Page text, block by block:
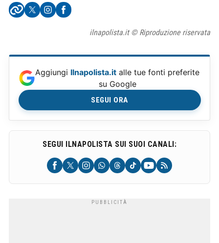
ilnapolista.it © Riproduzione riservata
Aggiungi Ilnapolista.it alle tue fonti preferite
su Google
SEGUI ORA
SEGUI ILNAPOLISTA SUI SUOI CANALI: